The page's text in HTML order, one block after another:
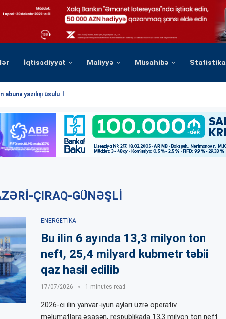
İqtisadiyyat Maliyyə Müsahibə Statistika
yazılışı üsulu ilə...
ÇIRAQ-GÜNƏŞLI
ENERGETIKA
Bu ilin 6 ayında 13,3 milyon ton
neft, 25,4 milyard kubmetr təbii
qaz hasil edilib
17/07/2026 1 minutes read
2026-cı ilin yanvar-iyun ayları üzrə operativ
məlumatlara əsasən, respublikada 13,3 milyon ton neft